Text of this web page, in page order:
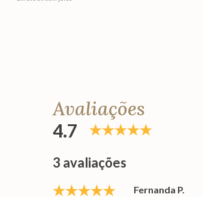
Avaliações
4.7
3 avaliações
Fernanda P.